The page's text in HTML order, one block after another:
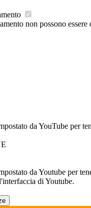
non possono
da YouTube per
da Youtube per
di Youtube.